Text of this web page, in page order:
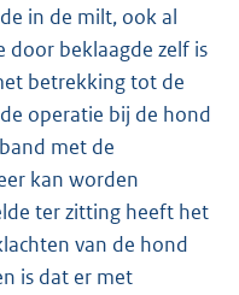
in de milt, ook al
door beklaagde zelf is
betrekking tot de
operatie bij de hond
met de
kan worden
ter zitting heeft het
van de hond
is dat er met